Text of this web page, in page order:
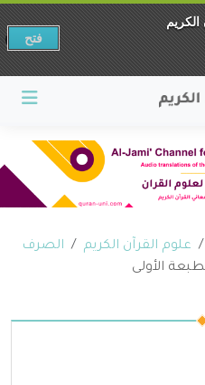
علوم القرآن الكريم
الصرف
الأولى
الكريم
فتح